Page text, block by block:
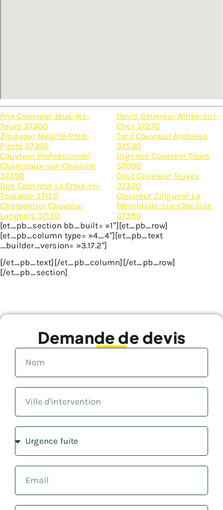
Prix Couvreur Joué-lès-
Tours 37300
Zingueur Neuillé-Pont-
Pierre 37360
Couvreur Professionnel
Chanceaux-sur-Choisille
37390
Bon Couvreur La Croix-en-
Touraine 37150
Charpentier Couvreur
Langeais 37130
Devis Couvreur Athée-sur-
Cher 37270
Tarif Couvreur Amboise
37530
Urgence Couvreur Tours
37000
Cout Couvreur Truyes
37320
Couvreur Zingueur La
Membrolle-sur-Choisille
37390
[et_pb_section bb_built= »1″][et_pb_row]
[et_pb_column type= »4_4″][et_pb_text
_builder_version= »3.17.2″]
[/et_pb_text][/et_pb_column][/et_pb_row]
[/et_pb_section]
Demande de devis